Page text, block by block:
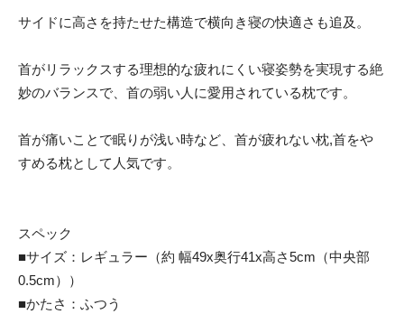
サイドに高さを持たせた構造で横向き寝の快適さも追及。
首がリラックスする理想的な疲れにくい寝姿勢を実現する絶
妙のバランスで、首の弱い人に愛用されている枕です。
首が痛いことで眠りが浅い時など、首が疲れない枕,首をや
すめる枕として人気です。
スペック
■サイズ：レギュラー（約 幅49x奥行41x高さ5cm（中央部
0.5cm））
■かたさ：ふつう